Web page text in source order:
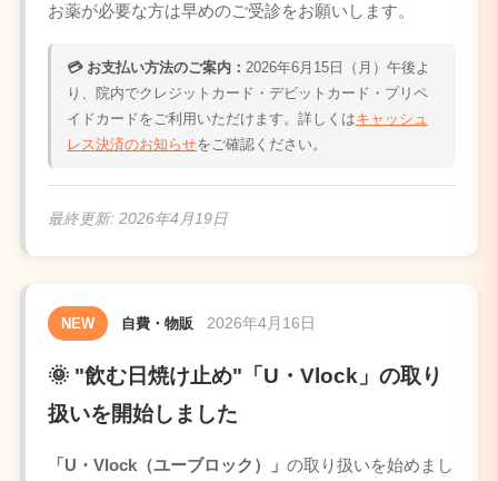
お薬が必要な方は早めのご受診をお願いします。
💳 お支払い方法のご案内： 2026年6月15日（月）午後よ
り、院内でクレジットカード・デビットカード・プリペ
イドカードをご利用いただけます。詳しくはキャッシュ
レス決済のお知らせをご確認ください。
最終更新: 2026年4月19日
NEW 自費・物販 2026年4月16日
🌞 "飲む日焼け止め"「U・Vlock」の取り
扱いを開始しました
「U・Vlock（ユーブロック）」 の取り扱いを始めまし